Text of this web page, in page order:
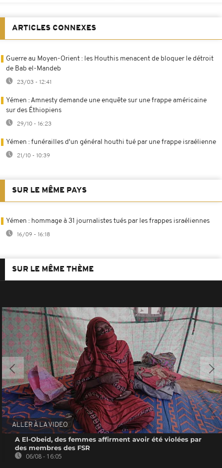
ARTICLES CONNEXES
Guerre au Moyen-Orient : les Houthis menacent de bloquer le détroit
de Bab el-Mandeb
23/03 - 12:41
Yémen : Amnesty demande une enquête sur une frappe américaine
sur des Éthiopiens
29/10 - 16:23
Yémen : funérailles d'un général houthi tué par une frappe israélienne
21/10 - 10:39
SUR LE MÊME PAYS
Yémen : hommage à 31 journalistes tués par les frappes israéliennes
16/09 - 16:18
SUR LE MÊME THÈME
ALLER À LA VIDEO
A El-Obeid, des femmes affirment avoir été violées par
des membres des FSR
06/08 - 16:05